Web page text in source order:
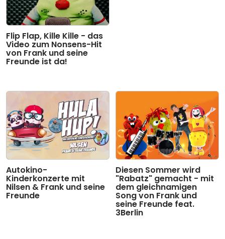
Flip Flap, Kille Kille - das
Video zum Nonsens-Hit
von Frank und seine
Freunde ist da!
Autokino-
Kinderkonzerte mit
Nilsen & Frank und seine
Freunde
Diesen Sommer wird
"Rabatz" gemacht - mit
dem gleichnamigen
Song von Frank und
seine Freunde feat.
3Berlin